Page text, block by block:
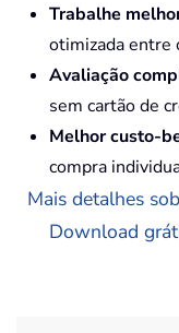
Trabalhe
otimizada entre
Avaliação
sem cartão de
Melhor custo-
compra
Mais detalhes
Download